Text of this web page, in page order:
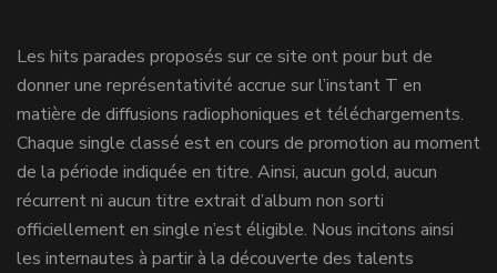
Les hits parades proposés sur ce site ont pour but de
donner une représentativité accrue sur l’instant T en
matière de diffusions radiophoniques et téléchargements.
Chaque single classé est en cours de promotion au moment
de la période indiquée en titre. Ainsi, aucun gold, aucun
récurrent ni aucun titre extrait d’album non sorti
officiellement en single n’est éligible. Nous incitons ainsi
les internautes à partir à la découverte des talents